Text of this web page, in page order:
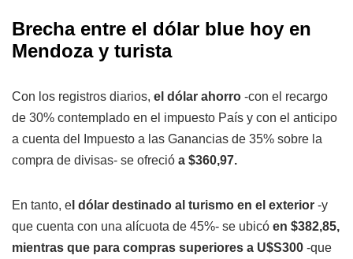
Brecha entre el dólar blue hoy en
Mendoza y turista
Con los registros diarios, el dólar ahorro -con el recargo
de 30% contemplado en el impuesto País y con el anticipo
a cuenta del Impuesto a las Ganancias de 35% sobre la
compra de divisas- se ofreció a $360,97.
En tanto, e l dólar destinado al turismo en el exterior -y
que cuenta con una alícuota de 45%- se ubicó en $382,85,
mientras que para compras superiores a U$S300 -que